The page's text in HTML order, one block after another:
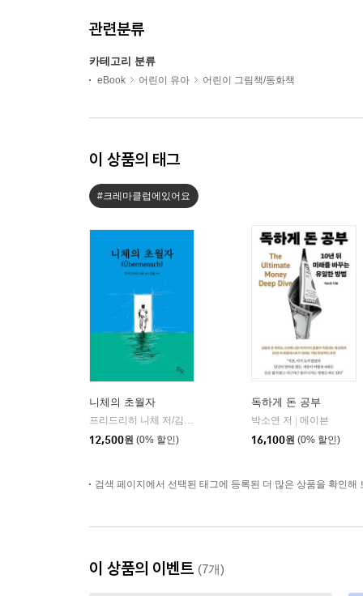
관련분류
카테고리 분류
eBook 어린이 유아 어린이 그림책/동화책
이 상품의 태그
#크레마클럽에있어요
니체의 초월자
프리드리히 니체 저/김철 편역
12,500원 (0% 할인)
독하게 돈 공부
박소연 저
메이븐
16,100원 (0% 할인)
검색 페이지에서 선택된 태그에 등록된 더 많은 상품을 확인해
이 상품의 이벤트 (7개)